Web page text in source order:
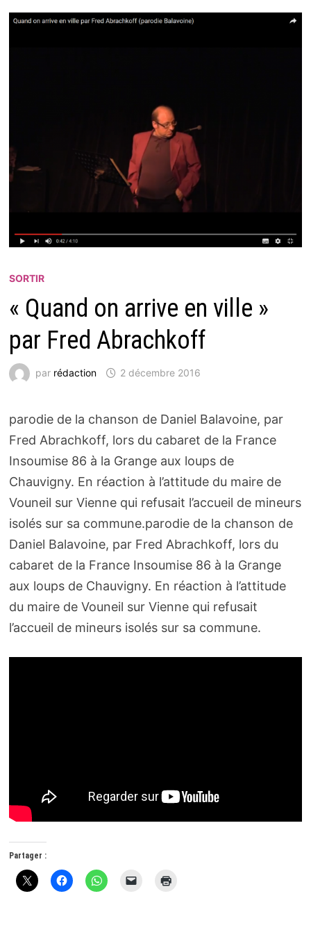
SORTIR
« Quand on arrive en ville »
par Fred Abrachkoff
par rédaction 2 décembre 2016
parodie de la chanson de Daniel Balavoine, par
Fred Abrachkoff, lors du cabaret de la France
Insoumise 86 à la Grange aux loups de
Chauvigny. En réaction à l’attitude du maire de
Vouneil sur Vienne qui refusait l’accueil de mineurs
isolés sur sa commune.parodie de la chanson de
Daniel Balavoine, par Fred Abrachkoff, lors du
cabaret de la France Insoumise 86 à la Grange
aux loups de Chauvigny. En réaction à l’attitude
du maire de Vouneil sur Vienne qui refusait
l’accueil de mineurs isolés sur sa commune.
Partager :